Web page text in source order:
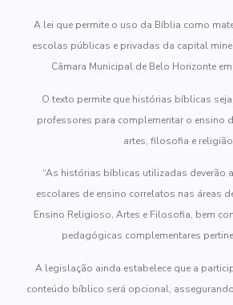
A lei que permite o uso da Bíblia como
escolas públicas e privadas da capital
Câmara Municipal de Belo Horizonte
O texto permite que histórias bíblicas
professores para complementar o ensino
artes, filosofia e
“As histórias bíblicas utilizadas deverão
escolares de ensino correlatos nas áreas
Ensino Religioso, Artes e Filosofia, bem
pedagógicas complementares
A legislação ainda estabelece que a
conteúdo bíblico será opcional,